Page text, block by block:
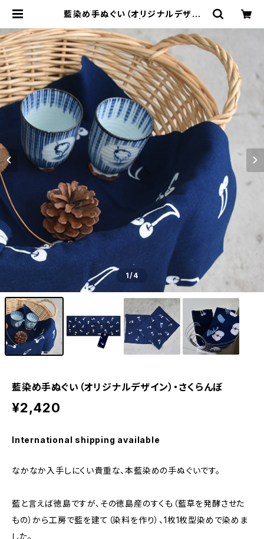
藍染め手ぬぐい（オリジナルデザイ
1/4
藍染め手ぬぐい（オリジナルデザイン）・さくらんぼ
¥2,420
International shipping available
なかなか入手しにくい貴重な、本藍染めの手ぬぐいです。
藍と言えば徳島ですが、その徳島産のすくも（藍草を発酵させた
もの）から工房で藍を建て（染料を作り）、1枚1枚型染めで染めま
した。